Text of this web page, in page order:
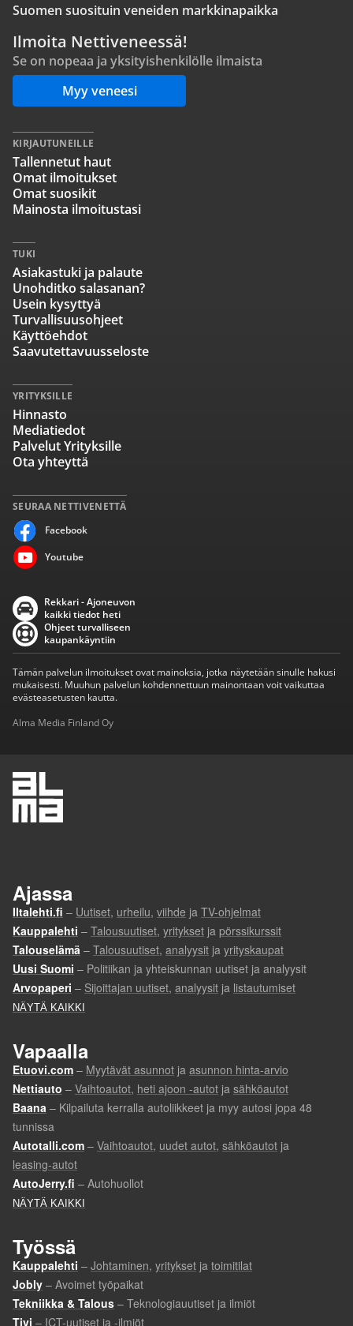
Suomen suosituin veneiden markkinapaikka
Ilmoita Nettiveneessä!
Se on nopeaa ja yksityishenkilölle ilmaista
Myy veneesi
SEURAA NETTIVENETTÄ
Facebook
Youtube
KIRJAUTUNEILLE
Tallennetut haut
Omat ilmoitukset
Omat suosikit
Mainosta ilmoitustasi
TUKI
Asiakastuki ja palaute
Unohditko salasanan?
Usein kysyttyä
Turvallisuusohjeet
Käyttöehdot
Saavutettavuusseloste
YRITYKSILLE
Hinnasto
Mediatiedot
Palvelut Yrityksille
Ota yhteyttä
Rekkari - Ajoneuvon
kaikki tiedot heti
Ohjeet turvalliseen
kaupankäyntiin
Tämän palvelun ilmoitukset ovat mainoksia, jotka näytetään sinulle hakusi
mukaisesti. Muuhun palvelun kohdennettuun mainontaan voit vaikuttaa
evästeasetusten kautta.
Alma Media Finland Oy